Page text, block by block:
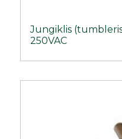
Jungiklis (tumbleris)
250VAC